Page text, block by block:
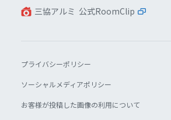
三協アルミ 公式RoomClip
プライバシーポリシー
ソーシャルメディアポリシー
お客様が投稿した画像の利用について